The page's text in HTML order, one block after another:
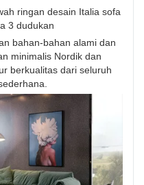
ringan desain Italia sofa
3 dudukan
bahan-bahan alami dan
minimalis Nordik dan
berkualitas dari seluruh